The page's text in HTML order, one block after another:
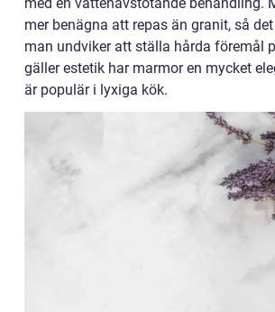
mer benägna att repas än granit, så
man undviker att ställa hårda föremål
gäller estetik har marmor en mycket
är populär i lyxiga kök.